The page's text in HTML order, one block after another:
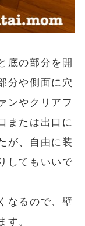
底の部分を開
分や側面に穴
ンやクリアフ
または出口に
が、自由に装
してもいいで
なるので、壁
す。